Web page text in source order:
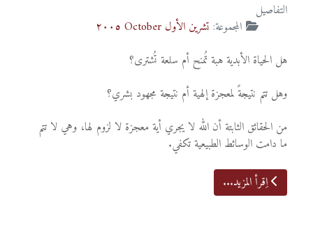
التفاصيل
المجموعة: تشرين الأول October ٢٠٠٥
هل الحياة الأبدية هبة تُمنح أم سلعة تُشترى؟
وهل تتم نتيجةً لمعجزة إلهية أم نتيجة مجهود بشري؟
من الحقائق الثابتة أن الله لا يجري أية معجزة لا لزوم لها، وهي لا تتم
ما دامت الوسائط الطبيعية تكفي.
اِقرأ المزيد...